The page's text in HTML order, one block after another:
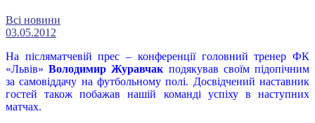
Всі новини
03.05.2012
На післяматчевій прес – конференції головний тренер ФК
«Львів»Володимир Журавчак подякував своїм підопічним
за самовіддачу на футбольному полі. Досвідчений наставник
гостей також побажав нашій команді успіху в наступних
матчах.